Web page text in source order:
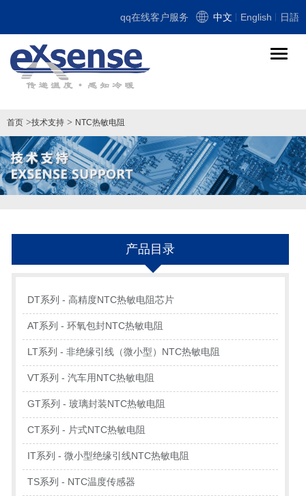
qq在线客户服务 中文 English 日語
导
首页 >技术支持 > NTC热敏电阻
产品目录
DT系列 - 高精度NTC热敏电阻芯片
AT系列 - 环氧包封NTC热敏电阻
LT系列 - 非绝缘引线（微小型）NTC热敏电阻
VT系列 - 汽车用NTC热敏电阻
GT系列 - 玻璃封装NTC热敏电阻
CT系列 - 片式NTC热敏电阻
IT系列 - 微小型绝缘引线NTC热敏电阻
TS系列 - NTC温度传感器